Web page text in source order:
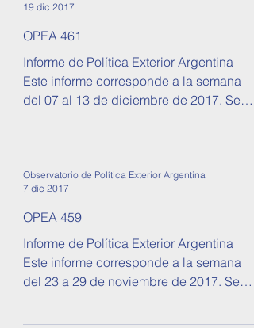
19 dic 2017
OPEA 461
Informe de Política Exterior Argentina
Este informe corresponde a la semana
del 07 al 13 de diciembre de 2017. Se
Observatorio de Política Exterior Argentina
7 dic 2017
OPEA 459
Informe de Política Exterior Argentina
Este informe corresponde a la semana
del 23 a 29 de noviembre de 2017. Se